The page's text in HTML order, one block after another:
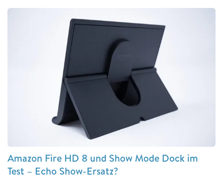
Amazon Fire HD 8 und Show Mode Dock im
Test – Echo Show-Ersatz?